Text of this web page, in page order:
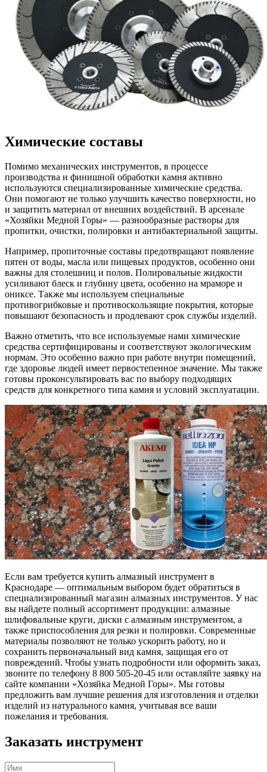
Химические составы
Помимо механических инструментов, в процессе
производства и финишной обработки камня активно
используются специализированные химические средства.
Они помогают не только улучшить качество поверхности, но
и защитить материал от внешних воздействий. В арсенале
«Хозяйки Медной Горы» — разнообразные растворы для
пропитки, очистки, полировки и антибактериальной защиты.
Например, пропиточные составы предотвращают появление
пятен от воды, масла или пищевых продуктов, особенно они
важны для столешниц и полов. Полировальные жидкости
усиливают блеск и глубину цвета, особенно на мраморе и
ониксе. Также мы используем специальные
противогрибковые и противоскользящие покрытия, которые
повышают безопасность и продлевают срок службы изделий.
Важно отметить, что все используемые нами химические
средства сертифицированы и соответствуют экологическим
нормам. Это особенно важно при работе внутри помещений,
где здоровье людей имеет первостепенное значение. Мы также
готовы проконсультировать вас по выбору подходящих
средств для конкретного типа камня и условий эксплуатации.
Если вам требуется купить алмазный инструмент в
Краснодаре — оптимальным выбором будет обратиться в
специализированный магазин алмазных инструментов. У нас
вы найдете полный ассортимент продукции: алмазные
шлифовальные круги, диски с алмазным инструментом, а
также приспособления для резки и полировки. Современные
материалы позволяют не только ускорить работу, но и
сохранить первоначальный вид камня, защищая его от
повреждений. Чтобы узнать подробности или оформить заказ,
звоните по телефону 8 800 505-20-45 или оставляйте заявку на
сайте компании «Хозяйка Медной Горы». Мы готовы
предложить вам лучшие решения для изготовления и отделки
изделий из натурального камня, учитывая все ваши
пожелания и требования.
Заказать инструмент